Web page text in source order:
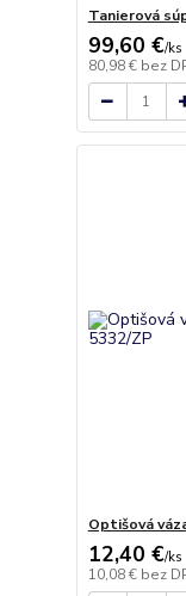
Tanierová
99,60 €/ks
80,98 € bez
Optišová
12,40 €/ks
10,08 € bez